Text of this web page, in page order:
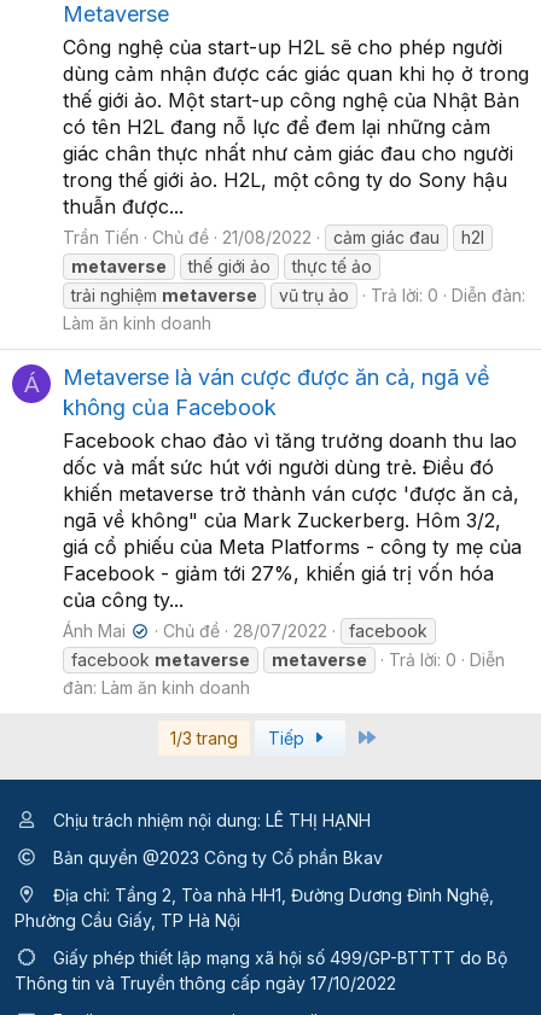
Metaverse
Công nghệ của start-up H2L sẽ cho phép người
dùng cảm nhận được các giác quan khi họ ở trong
thế giới ảo. Một start-up công nghệ của Nhật Bản
có tên H2L đang nỗ lực để đem lại những cảm
giác chân thực nhất như cảm giác đau cho người
trong thế giới ảo. H2L, một công ty do Sony hậu
thuẫn được...
Trần Tiến Chủ đề 21/08/2022 cảm giác đau
h2l
metaverse
thế giới ảo
thực tế ảo
trải nghiệm metaverse vũ trụ ảo Trả lời: 0
Diễn đàn:
Làm ăn kinh doanh
Á
Metaverse là ván cược được ăn cả, ngã về
không của Facebook
Facebook chao đảo vì tăng trưởng doanh thu lao
dốc và mất sức hút với người dùng trẻ. Điều đó
khiến metaverse trở thành ván cược 'được ăn cả,
ngã về không" của Mark Zuckerberg. Hôm 3/2,
giá cổ phiếu của Meta Platforms - công ty mẹ của
Facebook - giảm tới 27%, khiến giá trị vốn hóa
của công ty...
Ánh Mai ✔ Chủ đề 28/07/2022
facebook
facebook metaverse metaverse Trả lời: 0
Diễn
đàn: Làm ăn kinh doanh
1/3 trang Tiếp
Chịu trách nhiệm nội dung: LÊ THỊ HẠNH
Bản quyền @2023 Công ty Cổ phần Bkav
Địa chỉ: Tầng 2, Tòa nhà HH1, Đường Dương Đình Nghệ,
Phường Cầu Giấy, TP Hà Nội
Giấy phép thiết lập mạng xã hội số 499/GP-BTTTT do Bộ
Thông tin và Truyền thông cấp ngày 17/10/2022